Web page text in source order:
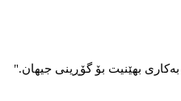
بهێنیت بۆ گۆڕینی جیهان."